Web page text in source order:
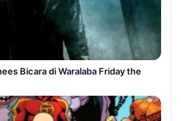
Bicara di Waralaba Friday the